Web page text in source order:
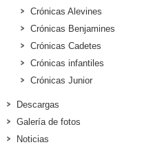
Crónicas Alevines
Crónicas Benjamines
Crónicas Cadetes
Crónicas infantiles
Crónicas Junior
Descargas
Galería de fotos
Noticias